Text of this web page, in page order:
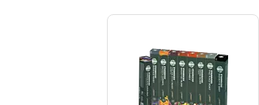
Lungo-kapselit
illy-kahvikapselit
Café Royal -kahvikapselit